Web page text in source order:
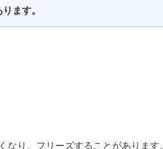
ます。
り、フリーズすることがあります。